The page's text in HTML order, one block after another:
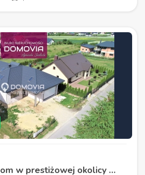
Nowoczesny dom w prestiżowej okolicy k. Zamościa